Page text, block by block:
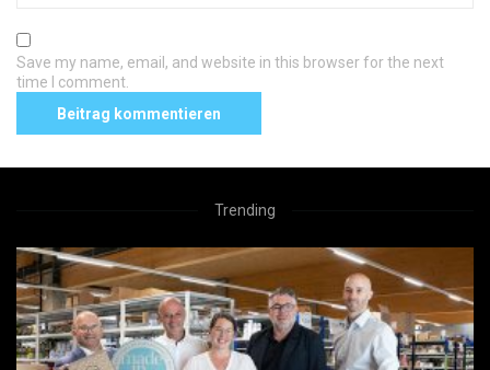
Save my name, email, and website in this browser for the next
time I comment.
Trending